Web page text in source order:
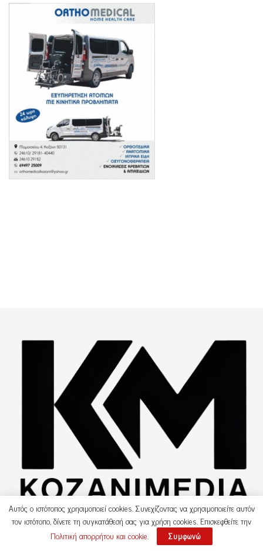
Copyright © 2021 Kozanimedia.gr |
Design by G KARAGIANNIS
Αυτός ο ιστότοπος χρησιμοποιεί cookies. Συνεχίζοντας να χρησιμοποιείτε αυτόν
τον ιστότοπο, δίνετε τη συγκατάθεσή σας για χρήση cookies. Επισκεφθείτε την
Πολιτική απορρήτου και cookie. Συμφωνώ